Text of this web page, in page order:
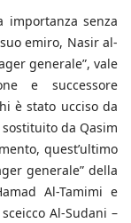
importanza senza
emiro, Nasir al-
generale”, vale
e successore
è stato ucciso da
da Qasim
quest’ultimo
generale” della
Al-Tamimi e
Al-Sudani –